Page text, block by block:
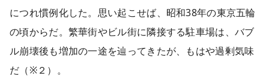
につれ慣例化した。思い起こせば、昭和38年の東京五輪
の頃からだ。繁華街やビル街に隣接する駐車場は、バブ
ル崩壊後も増加の一途を辿ってきたが、もはや過剰気味
だ（※２）。